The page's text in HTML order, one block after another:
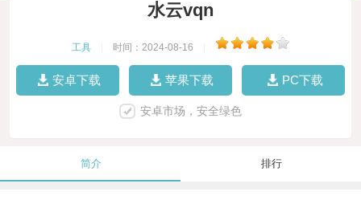
水云vqn
工具 时间：2024-08-16
安卓下载 苹果下载 PC下载
安卓市场，安全绿色
简介 排行